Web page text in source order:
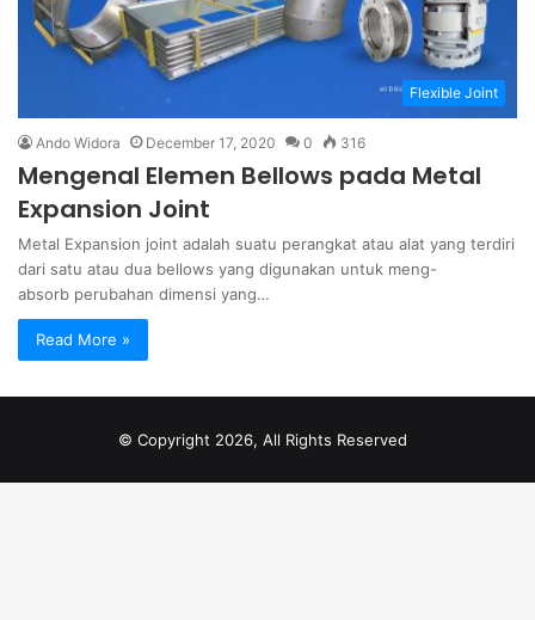
Flexible Joint
Ando Widora December 17, 2020 0 316
Mengenal Elemen Bellows pada Metal
Expansion Joint
Metal Expansion joint adalah suatu perangkat atau alat yang terdiri
dari satu atau dua bellows yang digunakan untuk meng-
absorb perubahan dimensi yang…
Read More »
© Copyright 2026, All Rights Reserved